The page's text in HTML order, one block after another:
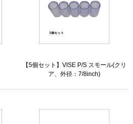
【5個セット】VISE P/S スモール(クリ
ア、外径：7/8inch)